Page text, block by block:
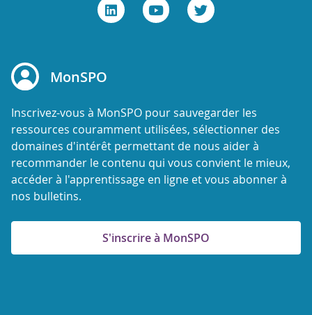
MonSPO
Inscrivez-vous à MonSPO pour sauvegarder les
ressources couramment utilisées, sélectionner des
domaines d'intérêt permettant de nous aider à
recommander le contenu qui vous convient le mieux,
accéder à l'apprentissage en ligne et vous abonner à
nos bulletins.
S'inscrire à MonSPO